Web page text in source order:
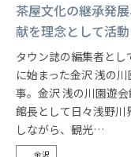
茶屋文化の継承発
献を理念として活動
タウン誌の編集者と
に始まった金沢 浅の
事。金沢 浅の川園遊
館長として日々浅野川
しながら、観光…
金沢